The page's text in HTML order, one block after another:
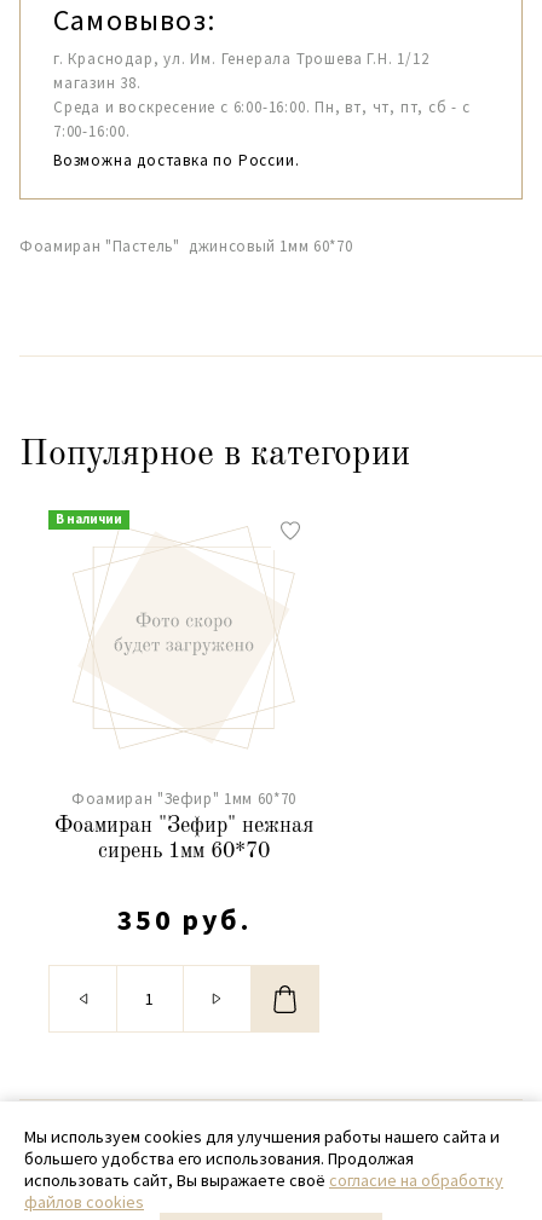
Самовывоз:
г. Краснодар, ул. Им. Генерала Трошева Г.Н. 1/12
магазин 38.
Среда и воскресение с 6:00-16:00. Пн, вт, чт, пт, сб - с
7:00-16:00.
Возможна доставка по России.
Фоамиран "Пастель" джинсовый 1мм 60*70
Популярное в категории
В наличии
Фоамиран "Зефир" 1мм 60*70
Фоамиран "Зефир" нежная
сирень 1мм 60*70
350 руб.
© 2020 - 2026 SamPack
+ 7 (918) 699-97-87
zakaz@sampack.store
Мы используем cookies для улучшения работы нашего сайта и
большего удобства его использования. Продолжая
использовать сайт, Вы выражаете своё согласие на обработку
файлов cookies